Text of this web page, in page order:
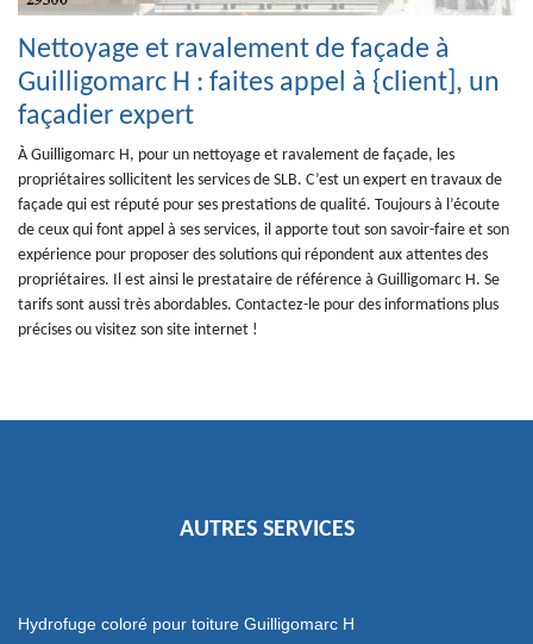
Nettoyage et ravalement de façade à
Guilligomarc H : faites appel à {client], un
façadier expert
À Guilligomarc H, pour un nettoyage et ravalement de façade, les
propriétaires sollicitent les services de SLB. C’est un expert en travaux de
façade qui est réputé pour ses prestations de qualité. Toujours à l’écoute
de ceux qui font appel à ses services, il apporte tout son savoir-faire et son
expérience pour proposer des solutions qui répondent aux attentes des
propriétaires. Il est ainsi le prestataire de référence à Guilligomarc H. Se
tarifs sont aussi très abordables. Contactez-le pour des informations plus
précises ou visitez son site internet !
AUTRES SERVICES
Hydrofuge coloré pour toiture Guilligomarc H